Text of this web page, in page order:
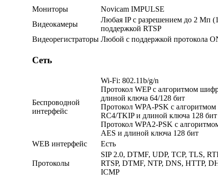
Мониторы
Novicam IMPULSE
Видеокамеры
Любая IP с разрешением до 2 Мп
поддержкой RTSP
Видеорегистраторы Любой с поддержкой протокола
Сеть
Беспроводной
интерфейс
Wi-Fi: 802.11b/g/n
Протокол WEP c алгоритмом
длиной ключа 64/128 бит
Протокол WPA-PSK c
RC4/TKIP и длиной ключа 128 бит
Протокол WPA2-PSK с
AES и длиной ключа 128 бит
WEB интерфейс
Есть
Протоколы
SIP 2.0, DTMF, UDP, TCP, TLS,
RTSP, DTMF, NTP, DNS, HTTP,
ICMP